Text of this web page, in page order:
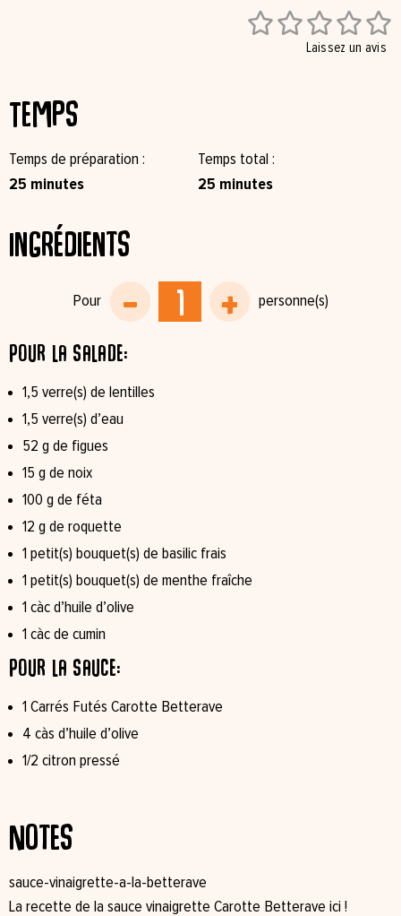

Laissez un avis
Temps
Temps de préparation
25 minutes
Temps total
25 minutes
Ingrédients
Pour la salade:
1,5 verre(s) de lentilles
1,5 verre(s) d’eau
52 g de figues
15 g de noix
100 g de féta
12 g de roquette
1 petit(s) bouquet(s) de basilic frais
1 petit(s) bouquet(s) de menthe fraîche
1 càc d’huile d’olive
1 càc de cumin
Pour la sauce:
1 Carrés Futés Carotte Betterave
4 càs d’huile d’olive
1/2 citron pressé
Notes
sauce-vinaigrette-a-la-betterave
La recette de la sauce vinaigrette Carotte Betterave ici !